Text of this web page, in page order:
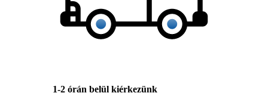
1-2 órán belül kiérkezünk